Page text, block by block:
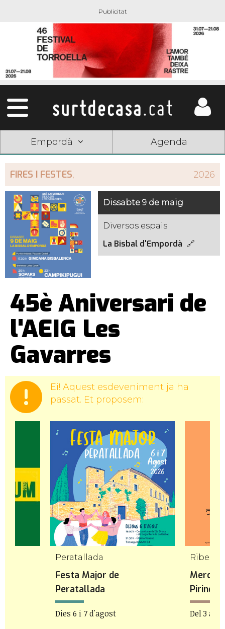
Empordà Agenda
FIRES I FESTES, 2026
Dissabte 9 de maig
Diversos espais
La Bisbal d'Empordà
45è Aniversari de
l'AEIG Les
Gavarres
Ei! Aquest esdeveniment ja ha
passat. Et proposem:
Peratallada
Festa Major de
Peratallada
Dies 6 i 7 d'agost
Mercat
Pirineu
Del 3 a 8